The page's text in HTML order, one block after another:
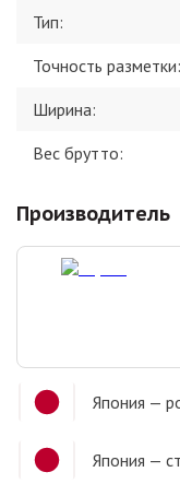
Тип:
Точность разметки:
Ширина:
Вес брутто:
Производитель
Япония —
Япония —